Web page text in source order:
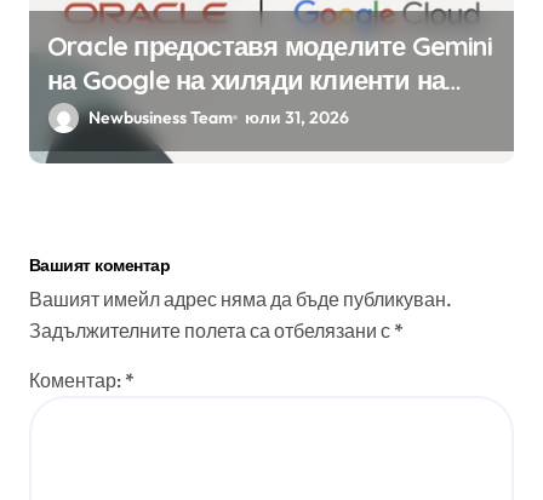
Oracle предоставя моделите Gemini
на Google на хиляди клиенти на
бизнес приложения
Newbusiness Team юли 31, 2026
Вашият коментар
Вашият имейл адрес няма да бъде публикуван.
Задължителните полета са отбелязани с *
Коментар: *